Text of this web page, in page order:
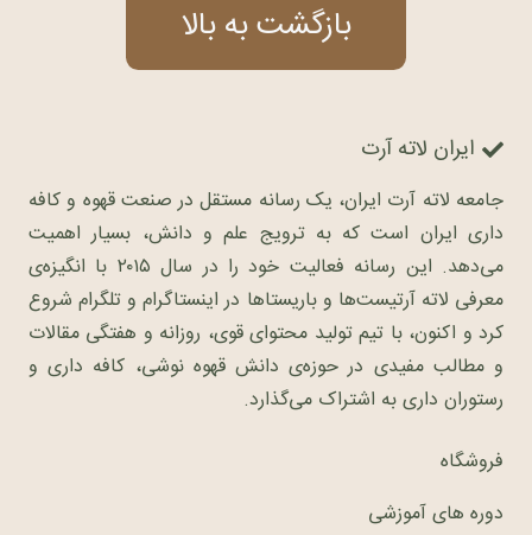
بازگشت به بالا
ایران لاته آرت
جامعه لاته آرت ایران، یک رسانه مستقل در صنعت قهوه و کافه
داری ایران است که به ترویج علم و دانش، بسیار اهمیت
می‌دهد. این رسانه فعالیت خود را در سال ۲۰۱۵ با انگیزه‌ی
معرفی لاته آرتیست‌ها و باریستاها در اینستاگرام و تلگرام شروع
کرد و اکنون، با تیم تولید محتوای قوی، روزانه و هفتگی مقالات
و مطالب مفیدی در حوزه‌ی دانش قهوه نوشی، کافه داری و
رستوران داری به اشتراک می‌گذارد.
فروشگاه
دوره های آموزشی